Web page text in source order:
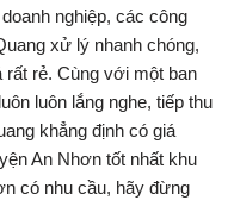
nghiệp, các công
xử lý nhanh chóng,
rất rẻ. Cùng với một ban
luôn lắng nghe, tiếp thu
khẳng định có giá
An Nhơn tốt nhất khu
có nhu cầu, hãy đừng